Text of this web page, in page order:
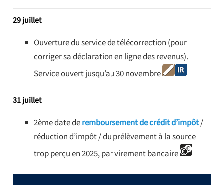
29 juillet
Ouverture du service de télécorrection (pour
corriger sa déclaration en ligne des revenus).
Service ouvert jusqu’au 30 novembre
31 juillet
2ème date deremboursement de crédit d’impôt/
réduction d’impôt / du prélèvement à la source
trop perçu en 2025, par virement bancaire